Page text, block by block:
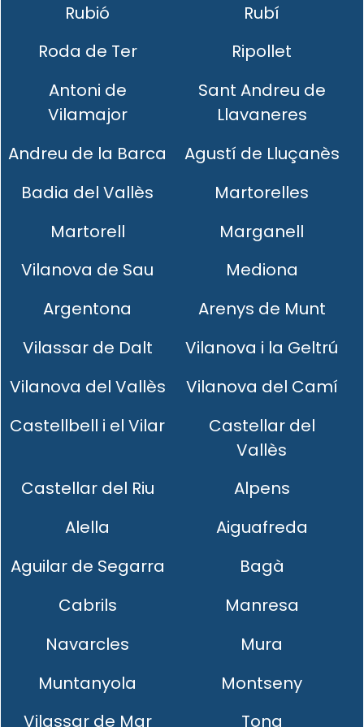
Rubió
Rubí
Roda de Ter
Ripollet
Antoni de
Vilamajor
Sant Andreu de
Llavaneres
Andreu de la Barca
Agustí de Lluçanès
Badia del Vallès
Martorelles
Martorell
Marganell
Vilanova de Sau
Mediona
Argentona
Arenys de Munt
Vilassar de Dalt
Vilanova i la Geltrú
Vilanova del Vallès
Vilanova del Camí
Castellbell i el Vilar
Castellar del
Vallès
Castellar del Riu
Alpens
Alella
Aiguafreda
Aguilar de Segarra
Bagà
Cabrils
Manresa
Navarcles
Mura
Muntanyola
Montseny
Vilassar de Mar
Tona